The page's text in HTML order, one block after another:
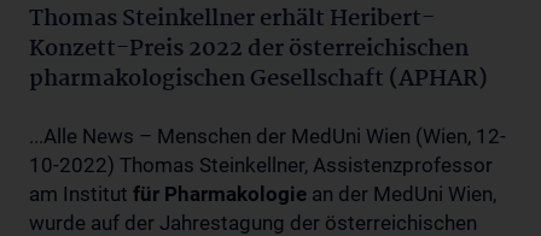
Thomas Steinkellner erhält Heribert-
Konzett-Preis 2022 der österreichischen
pharmakologischen Gesellschaft (APHAR)
...Alle News – Menschen der MedUni Wien (Wien, 12-
10-2022) Thomas Steinkellner, Assistenzprofessor
am Institut für Pharmakologie an der MedUni Wien,
wurde auf der Jahrestagung der österreichischen